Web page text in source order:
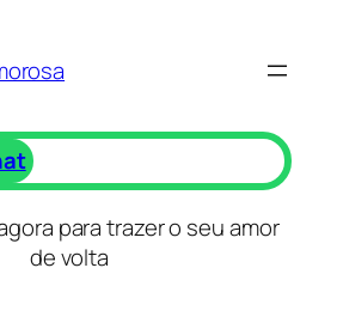
para trazer o seu amor
de volta